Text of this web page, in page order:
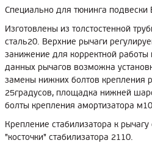
Специально для тюнинга подвески
Изготовлены из толстостенной
сталь20. Верхние рычаги
занижение для корректной работы
данных рычагов возможна
замены нижних болтов крепления
25градусов, площадка нижней
болты крепления амортизатора
Крепление стабилизатора к
"косточки" стабилизатора 2110.